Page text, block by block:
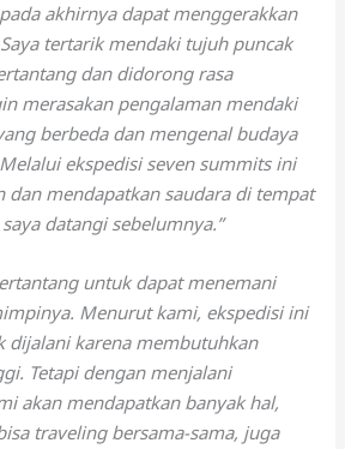
akhirnya dapat menggerakkan
tertarik mendaki tujuh puncak
dan didorong rasa
merasakan pengalaman mendaki
berbeda dan mengenal budaya
ekspedisi seven summits ini
dan mendapatkan saudara di tempat
datangi sebelumnya.”
untuk dapat menemani
Menurut kami, ekspedisi ini
dijalani karena membutuhkan
Tetapi dengan menjalani
akan mendapatkan banyak hal,
traveling bersama-sama, juga